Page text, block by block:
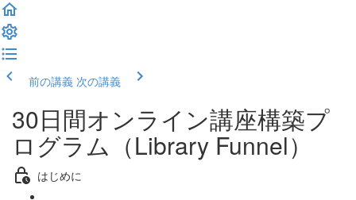
前の講義 次の講義
30日間オンライン講座構築プ
ログラム（Library Funnel）
はじめに